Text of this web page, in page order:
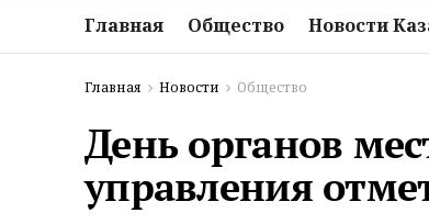
Главная Общество Новости
Главная Новости Общество
День органов
управления